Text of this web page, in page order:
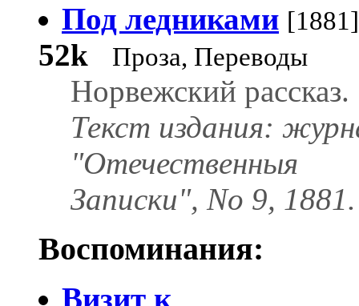
Под ледниками [1881]
52k Проза, Переводы
Норвежский рассказ.
Текст издания:
"Отечественныя
Записки", No 9, 1881.
Воспоминания:
Визит к